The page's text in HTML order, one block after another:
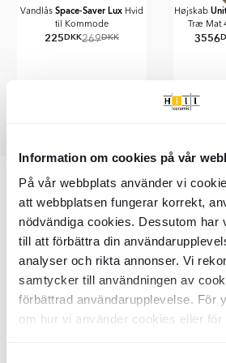
Information om cookies på vår
På vår webbplats använder vi
att webbplatsen fungerar korrekt,
nödvändiga cookies. Dessutom har
till att förbättra din
analyser och rikta annonser. Vi
samtycker till användningen av
förbättrad användarupplevelse. För
om hur vi använder cookies eller för
VandlåsSpace-Saver Lux Hvid
til Kommode
225DKK269DKK
Højskab
Træ Mat
3556
Item
15
Varenummer:
Vigtigste info
SKU:
Produktstatus:Beställningsvara
14 dage (kunde